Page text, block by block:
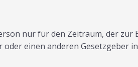
nur für den Zeitraum, der zur
einen anderen Gesetzgeber